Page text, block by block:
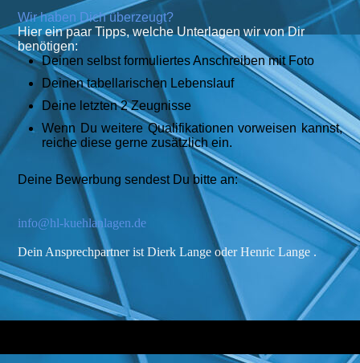
Wir haben Dich überzeugt?
Hier ein paar Tipps, welche Unterlagen wir von Dir
benötigen:
Deinen selbst formuliertes Anschreiben mit Foto
Deinen tabellarischen Lebenslauf
Deine letzten 2 Zeugnisse
Wenn Du weitere Qualifikationen vorweisen kannst,
reiche diese gerne zusätzlich ein.
Deine Bewerbung sendest Du bitte an:
info@hl-kuehlanlagen.de
Dein Ansprechpartner ist Dierk Lange oder Henric Lange .